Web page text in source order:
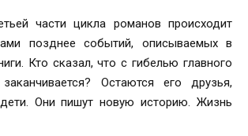
части цикла романов происходит
позднее событий, описываемых в
Кто сказал, что с гибелью главного
Остаются его друзья,
Они пишут новую историю. Жизнь